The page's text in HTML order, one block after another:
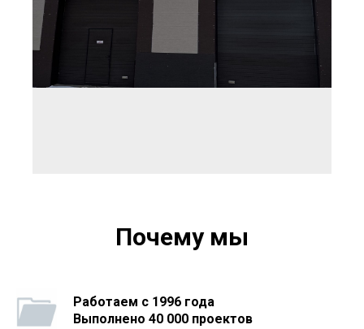
Почему мы
Работаем с 1996 года
Выполнено 40 000 проектов